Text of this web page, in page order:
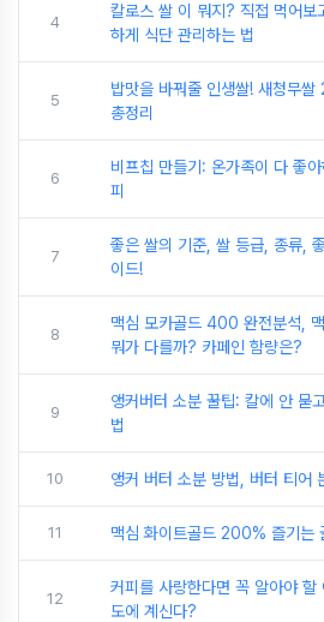
4
칼로스 쌀 이 뭐지? 직접 먹어보
하게 식단 관리하는 법
5
밥맛을 바꿔줄 인생쌀! 새청무
총정리
6
비프칩 만들기: 온가족이 다 좋
피
7
좋은 쌀의 기준, 쌀 등급, 종류,
이드!
8
맥심 모카골드 400 완전분석,
뭐가 다를까? 카페인 함량은?
9
앵커버터 소분 꿀팁: 칼에 안 묻
법
10 앵커 버터 소분 방법, 버터 티어
11 맥심 화이트골드 200% 즐기는
12
커피를 사랑한다면 꼭 알아야 할
도에 계신다?